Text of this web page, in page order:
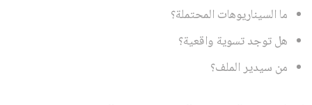
ما السيناريوهات المحتملة؟
هل توجد تسوية واقعية؟
من سيدير الملف؟